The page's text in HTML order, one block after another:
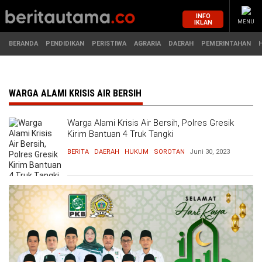
MASUK
BERANDA
PERISTIWA
AGRARIA
DAERAH
PEMERINTAHAN
PENDIDIKAN
HUKUM
EKONOMI
OLAHRAGA
PENDIDIKAN
INFO
IKLAN
MENU
BERANDA PENDIDIKAN PERISTIWA AGRARIA DAERAH PEMERINTAHAN
WARGA ALAMI KRISIS AIR BERSIH
Warga Alami Krisis Air Bersih, Polres Gresik
Kirim Bantuan 4 Truk Tangki
BERITA DAERAH HUKUM SOROTAN Juni 30, 2023